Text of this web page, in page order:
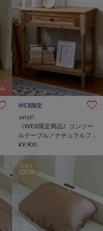
WEB限定
salut!
《WEB限定商品》コンソー
ルテーブル／ナチュラルフ
レンチアンティーク
¥9,900